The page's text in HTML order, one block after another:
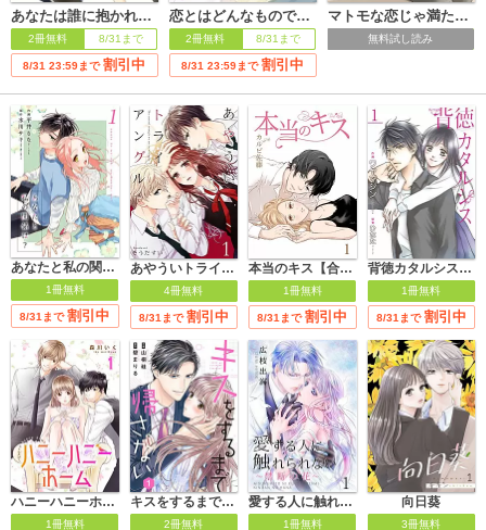
あなたは誰に抱かれますか
2冊無料 8/31まで
8/31 23:59まで 割引中
恋とはどんなものですか？
2冊無料 8/31まで
8/31 23:59まで 割引中
マトモな恋じゃ満たされない。【合冊版】
無料試し読み
あなたと私の関係は？【合冊版】
1冊無料
8/31まで 割引中
あやういトライアングル
4冊無料
8/31まで 割引中
本当のキス【合冊版】
1冊無料
8/31まで 割引中
背徳カタルシス【合冊版】
1冊無料
8/31まで 割引中
ハニーハニーホーム【合冊版】
1冊無料
キスをするまで帰さない
2冊無料
愛する人に触れられない～禁断の花～
1冊無料
向日葵
3冊無料